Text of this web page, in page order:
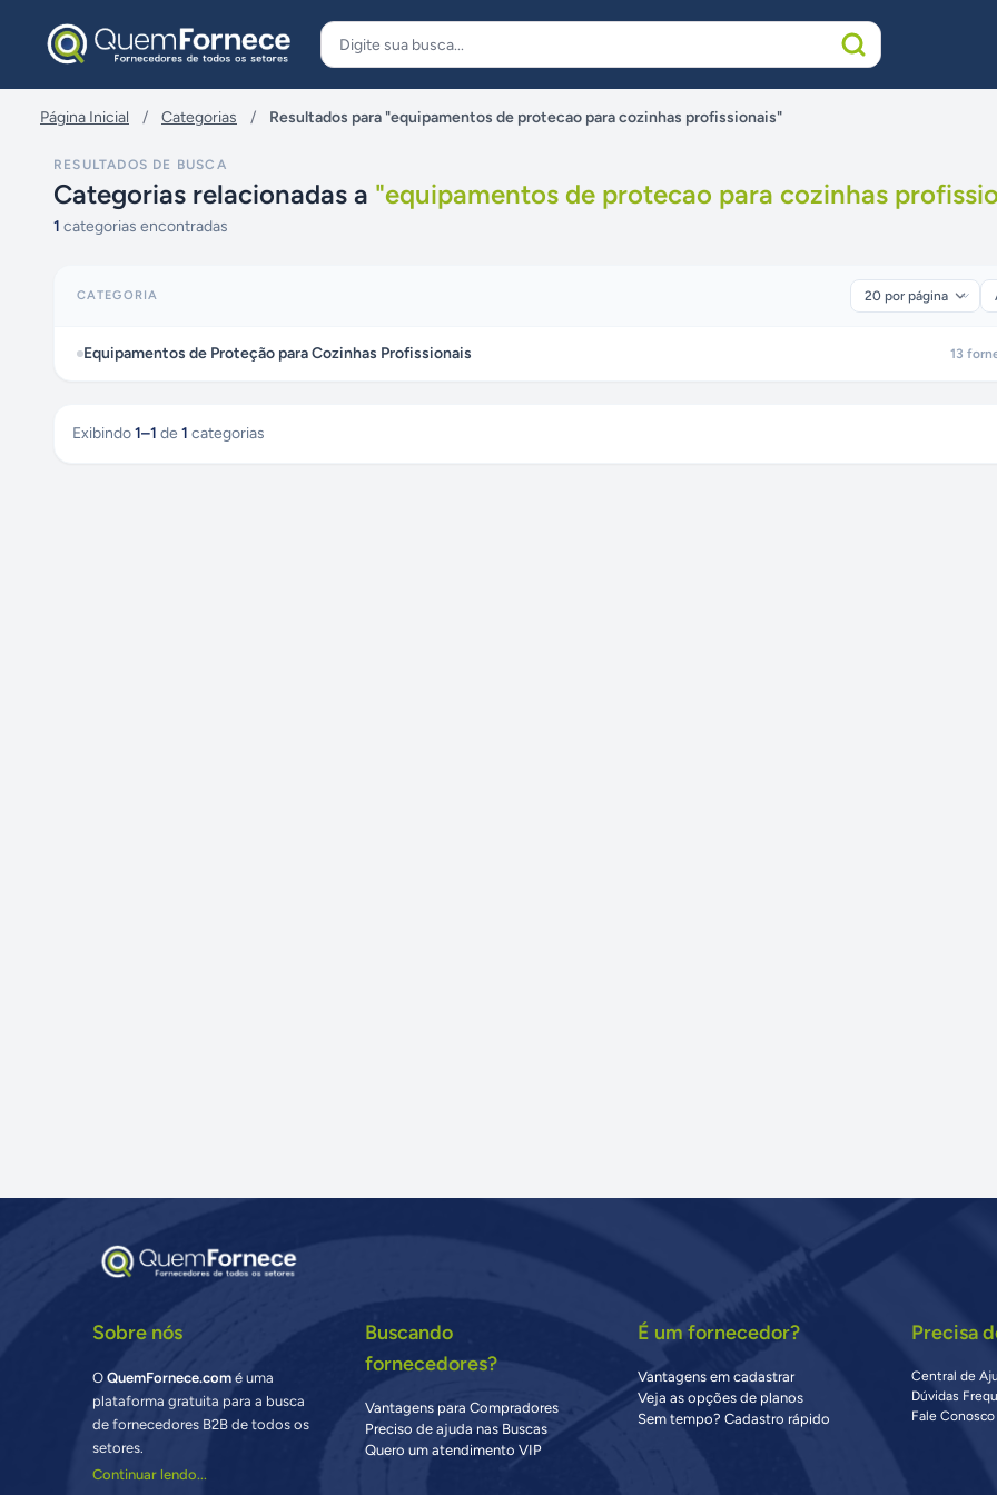
Página Inicial / Categorias / Resultados para "equipamentos de protecao para cozinhas profissionais"
RESULTADOS DE BUSCA
Categorias relacionadas a "equipamentos de protecao para cozinhas
1 categorias encontradas
CATEGORIA
Equipamentos de Proteção para Cozinhas Profissionais 13
Exibindo1–1 de 1 categorias
Sobre nós
OQuemFornece.com é uma
plataforma gratuita para a busca
de fornecedores B2B de todos os
setores.
Continuar lendo...
Buscando
fornecedores?
Vantagens para Compradores
Preciso de ajuda nas Buscas
Quero um atendimento VIP
É um fornecedor?
Vantagens em cadastrar
Veja as opções de planos
Sem tempo? Cadastro rápido
Precisa
Central de
Dúvidas
Fale Conosco